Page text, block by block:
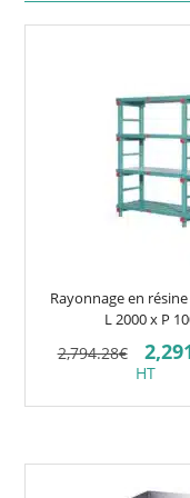
Rayonnage en
L 2000 x P
2,794.28€ Le
prix
initial
était
HT